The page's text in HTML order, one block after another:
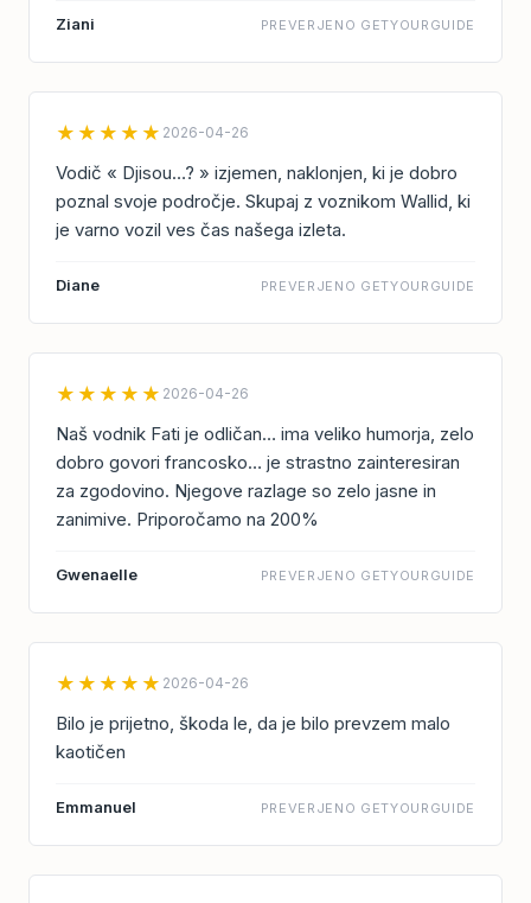
Ziani PREVERJENO GETYOURGUIDE
★★★★★ 2026-04-26
Vodič « Djisou…? » izjemen, naklonjen, ki je dobro
poznal svoje področje. Skupaj z voznikom Wallid, ki
je varno vozil ves čas našega izleta.
Diane PREVERJENO GETYOURGUIDE
★★★★★ 2026-04-26
Naš vodnik Fati je odličan… ima veliko humorja, zelo
dobro govori francosko… je strastno zainteresiran
za zgodovino. Njegove razlage so zelo jasne in
zanimive. Priporočamo na 200%
Gwenaelle PREVERJENO GETYOURGUIDE
★★★★★ 2026-04-26
Bilo je prijetno, škoda le, da je bilo prevzem malo
kaotičen
Emmanuel PREVERJENO GETYOURGUIDE